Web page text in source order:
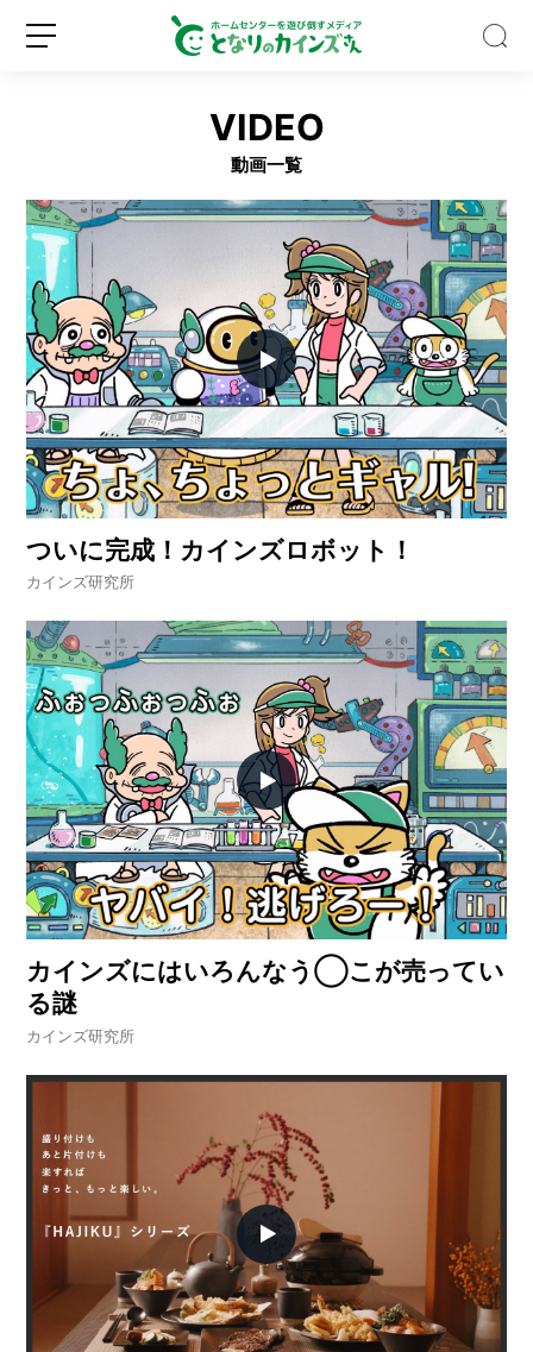
ゴ
ミ
箱
の
種
類、
多
す
ぎ
な
い？
バ
イ
が
え
る
「ち
ょ
う
ど
い
い
一
個」
の
見
つ
け
方
カ
ー /
B
VIDEO
動画一覧
ついに完成！カインズロボット！
カインズ研究所
カインズにはいろんなう◯こが売ってい
る謎
カインズ研究所